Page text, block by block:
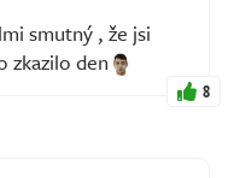
smutný , že jsi
zkazilo den
8